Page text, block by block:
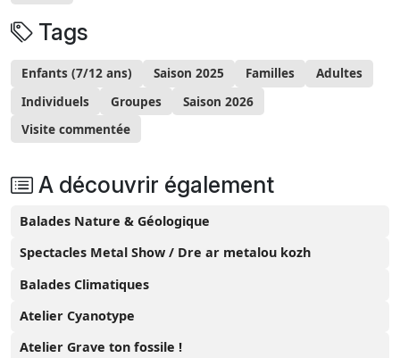
Tags
Enfants (7/12 ans) Saison 2025 Familles
Adultes
Individuels
Groupes
Saison 2026
Visite commentée
A découvrir également
Balades Nature & Géologique
Spectacles Metal Show / Dre ar metalou kozh
Balades Climatiques
Atelier Cyanotype
Atelier Grave ton fossile !